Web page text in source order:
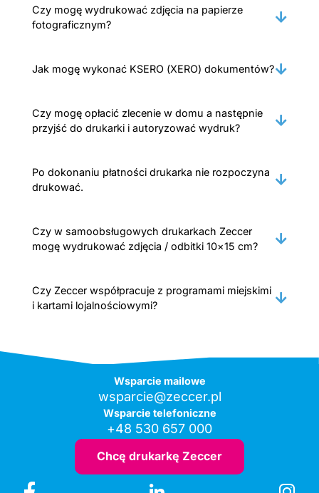
Czy mogę wydrukować zdjęcia na papierze
fotograficznym?
Jak mogę wykonać KSERO (XERO) dokumentów?
Czy mogę opłacić zlecenie w domu a następnie
przyjść do drukarki i autoryzować wydruk?
Po dokonaniu płatności drukarka nie rozpoczyna
drukować.
Czy w samoobsługowych drukarkach Zeccer
mogę wydrukować zdjęcia / odbitki 10×15 cm?
Czy Zeccer współpracuje z programami miejskimi
i kartami lojalnościowymi?
Wsparcie mailowe
wsparcie@zeccer.pl
Wsparcie telefoniczne
+48 530 657 000
Chcę drukarkę Zeccer